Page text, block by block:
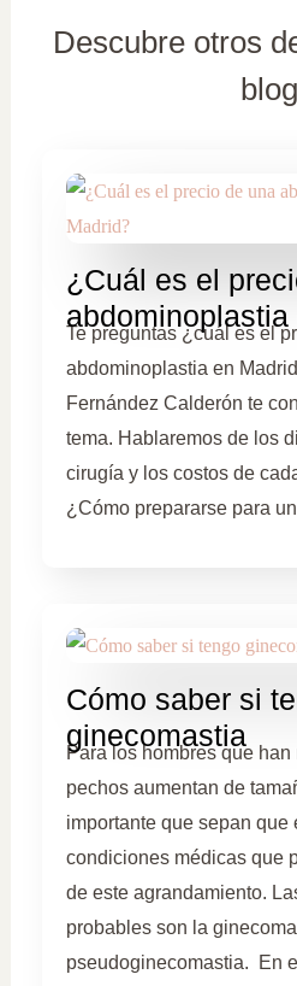
Descubre otros
blog
¿Cuál es el
Te preguntas ¿cuál es el
abdominoplastia en
Fernández Calderón te
tema. Hablaremos de los
cirugía y los costos de
¿Cómo prepararse para
Cómo saber si
ginecomastia
Para los hombres que
pechos aumentan de
importante que sepan que
condiciones médicas que
de este agrandamiento.
probables son la
pseudoginecomastia. En